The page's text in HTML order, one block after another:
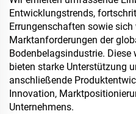
Entwicklungs­trends,
Errungenschaften sowie sich
Marktanforderungen der
Bodenbelagsindustrie.
bieten starke Unterstützung
anschließende
Innovation,
Unternehmens.